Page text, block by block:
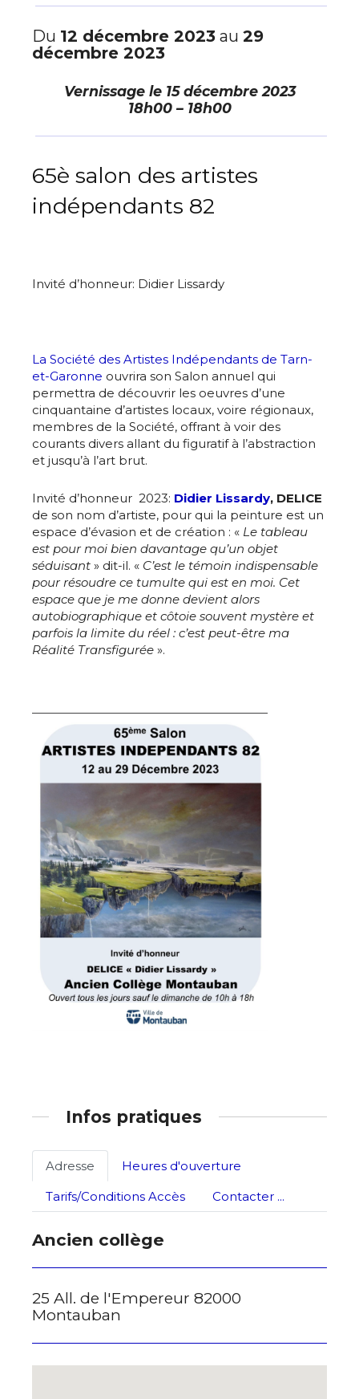
Adresse email*
Prénom
Statut / Organisation
J'accepte les termes et conditions
Adresse email*
Prénom
* Champ obligatoire
Du 12 décembre 2023 au 29
décembre 2023
Vernissage le 15 décembre 2023
18h00 – 18h00
65è salon des artistes
indépendants 82
Invité d’honneur: Didier Lissardy
La Société des Artistes Indépendants de Tarn-
et-Garonne ouvrira son Salon annuel qui
permettra de découvrir les oeuvres d’une
cinquantaine d’artistes locaux, voire régionaux,
membres de la Société, offrant à voir des
courants divers allant du figuratif à l’abstraction
et jusqu’à l’art brut.
Invité d’honneur 2023: Didier Lissardy, DELICE
de son nom d’artiste, pour qui la peinture est un
espace d’évasion et de création : « Le tableau
est pour moi bien davantage qu’un objet
séduisant » dit-il. « C’est le témoin indispensable
pour résoudre ce tumulte qui est en moi. Cet
espace que je me donne devient alors
autobiographique et côtoie souvent mystère et
parfois la limite du réel : c’est peut-être ma
Réalité Transfigurée ».
Infos pratiques
Adresse
Heures d'ouverture
Tarifs/Conditions Accès
Contacter ...
Ancien collège
25 All. de l'Empereur 82000
Montauban